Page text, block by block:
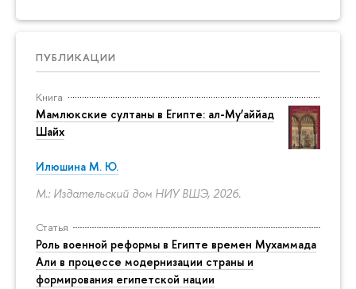
ПУБЛИКАЦИИ
Книга
Мамлюкские султаны в Египте: ал-Му’аййад
Шайх
Илюшина М. Ю.
М.: Издательский дом НИУ ВШЭ, 2026.
Статья
Роль военной реформы в Египте времен Мухаммада
Али в процессе модернизации страны и
формирования египетской нации